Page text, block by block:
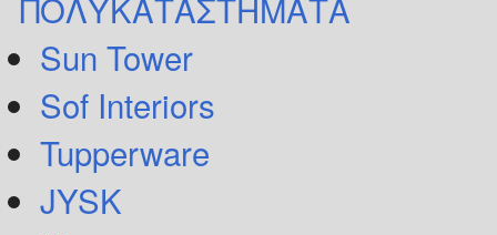
Sun Tower
Sof Interiors
Tupperware
JYSK